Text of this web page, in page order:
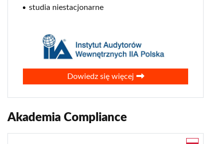
studia niestacjonarne
Dowiedz się więcej
Akademia Compliance